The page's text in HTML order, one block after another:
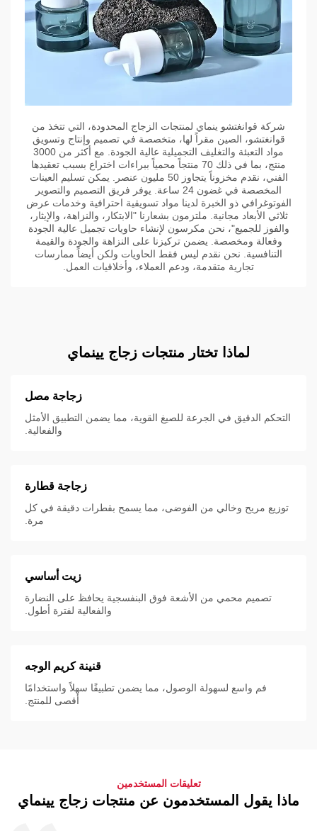
شركة قوانغتشو ينماي لمنتجات الزجاج المحدودة، التي تتخذ من
قوانغتشو، الصين مقراً لها، متخصصة في تصميم وإنتاج وتسويق
مواد التعبئة والتغليف التجميلية عالية الجودة. مع أكثر من 3000
منتج، بما في ذلك 70 منتجاً محمياً ببراءات اختراع بسبب تعقيدها
الفني، نقدم مخزوناً يتجاوز 50 مليون عنصر. يمكن تسليم العينات
المخصصة في غضون 24 ساعة. يوفر فريق التصميم والتصوير
الفوتوغرافي ذو الخبرة لدينا مواد تسويقية احترافية وخدمات عرض
ثلاثي الأبعاد مجانية. ملتزمون بشعارنا "الابتكار، والنزاهة، والإيثار،
والفوز للجميع"، نحن مكرسون لإنشاء حاويات تجميل عالية الجودة
وفعالة ومخصصة. يضمن تركيزنا على النزاهة والجودة والقيمة
التنافسية. نحن نقدم ليس فقط الحاويات ولكن أيضاً ممارسات
تجارية متقدمة، ودعم العملاء، وأخلاقيات العمل.
لماذا تختار منتجات زجاج يينماي
زجاجة مصل
التحكم الدقيق في الجرعة للصيغ القوية، مما يضمن التطبيق الأمثل
والفعالية.
زجاجة قطارة
توزيع مريح وخالي من الفوضى، مما يسمح بقطرات دقيقة في كل
مرة.
زيت أساسي
تصميم محمي من الأشعة فوق البنفسجية يحافظ على النضارة
والفعالية لفترة أطول.
قنينة كريم الوجه
فم واسع لسهولة الوصول، مما يضمن تطبيقًا سهلاً واستخدامًا
أقصى للمنتج.
تعليقات المستخدمين
ماذا يقول المستخدمون عن منتجات زجاج يينماي